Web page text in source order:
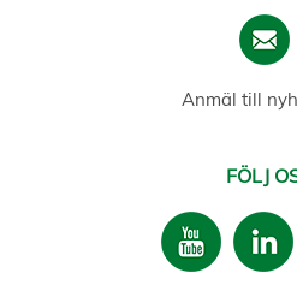
Anmäl till
FÖLJ